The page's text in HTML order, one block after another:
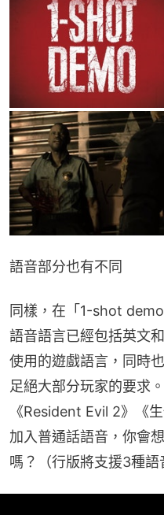
語音部分也有不同
同樣，在「1-shot
語音語言已經包括英文
使用的遊戲語言，同時
足絕大部分玩家的要求
《Resident Evil 2》《
加入普通話語音，你會
嗎？（行版將支援3種語